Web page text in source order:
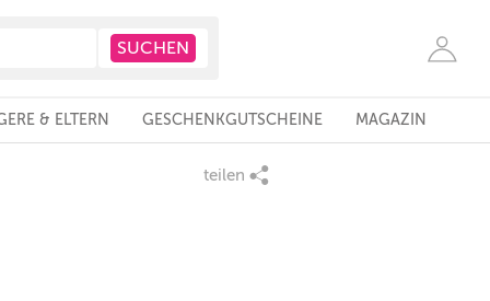
& ELTERN GESCHENKGUTSCHEINE MAGAZIN
teilen